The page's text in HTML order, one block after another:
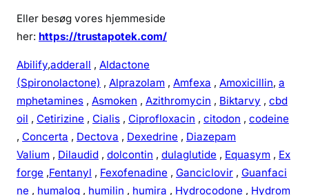
Eller besøg vores hjemmeside
her: https://trustapotek.com/
Abilify,adderall , Aldactone
(Spironolactone) , Alprazolam , Amfexa , Amoxicillin, a
mphetamines , Asmoken , Azithromycin , Biktarvy , cbd
oil , Cetirizine , Cialis , Ciprofloxacin , citodon , codeine
, Concerta , Dectova , Dexedrine , Diazepam
Valium , Dilaudid , dolcontin , dulaglutide , Equasym , Ex
forge ,Fentanyl , Fexofenadine , Ganciclovir , Guanfaci
ne , humalog , humilin , humira , Hydrocodone , Hydrom